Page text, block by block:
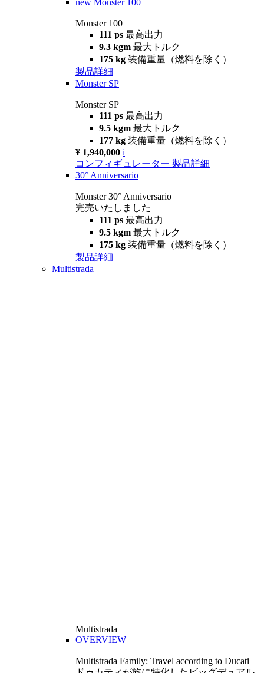
new Monster 100
Monster 100
111 ps 最高出力
9.3 kgm 最大トルク
175 kg 装備重量（燃料を除く）
製品詳細
Monster SP
Monster SP
111 ps 最高出力
9.5 kgm 最大トルク
177 kg 装備重量（燃料を除く）
¥ 1,940,000 i
コンフィギュレーター 製品詳細
30° Anniversario
Monster 30° Anniversario
完売いたしました
111 ps 最高出力
9.5 kgm 最大トルク
175 kg 装備重量（燃料を除く）
製品詳細
Multistrada
Multistrada
OVERVIEW
Multistrada Family: Travel according to Ducati